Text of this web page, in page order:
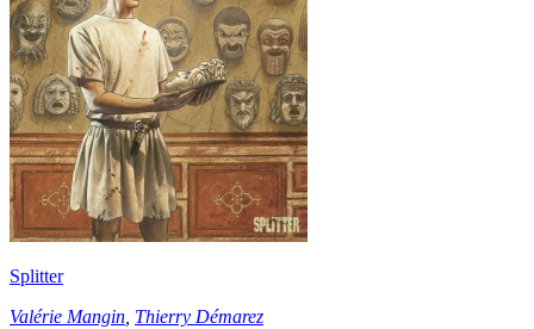
Splitter
Valérie Mangin Thierry Démarez